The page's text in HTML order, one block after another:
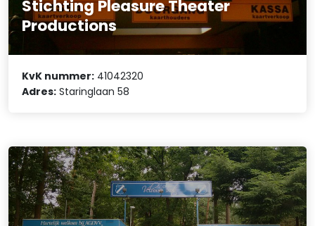
Stichting Pleasure Theater
Productions
KvK nummer: 41042320
Adres: Staringlaan 58